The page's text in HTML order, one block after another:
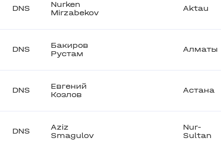
DNS
Nurken
Mirzabekov
Aktau
DNS
Бакиров
Рустам
Алматы
DNS
Евгений
Козлов
Астана
DNS
Aziz
Smagulov
Nur-
Sultan